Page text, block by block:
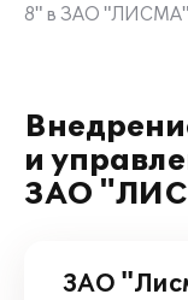
8" в ЗАО "ЛИСМА"
и
ЗАО
ЗАО